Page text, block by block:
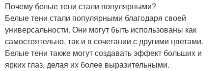
Почему белые тени стали популярными?
Белые тени стали популярными благодаря своей
универсальности. Они могут быть использованы как
самостоятельно, так и в сочетании с другими цветами.
Белые тени также могут создавать эффект больших и
ярких глаз, делая их более выразительными.